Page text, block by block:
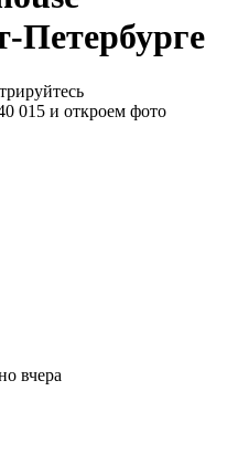
Петербурге
015 и откроем фото
вчера